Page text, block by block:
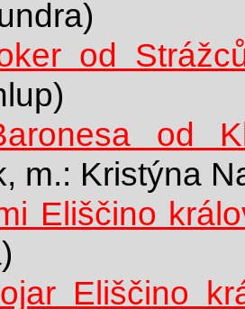
od
od
m.: Kristýna
Eliščino
Eliščino